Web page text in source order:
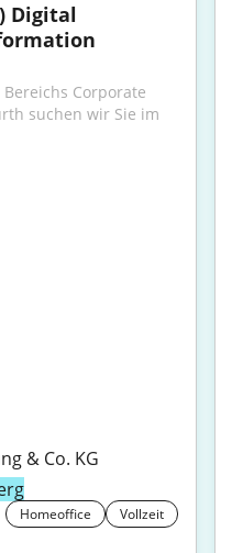
suchen wir Sie im
& Co. KG
Homeoffice Vollzeit